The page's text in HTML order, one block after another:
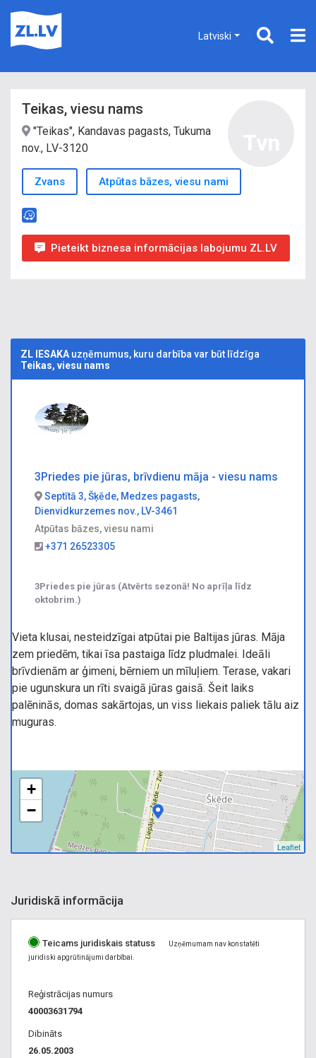
Latviski
Teikas, viesu nams
"Teikas", Kandavas pagasts, Tukuma
nov., LV-3120
Zvans Atpūtas bāzes, viesu nami
Pieteikt biznesa informācijas labojumu ZL.LV
ZL IESAKA uzņēmumus, kuru darbība var būt līdzīga
Teikas, viesu nams
3Priedes pie jūras, brīvdienu māja - viesu nams
Septītā 3, Šķēde, Medzes pagasts,
Dienvidkurzemes nov., LV-3461
Atpūtas bāzes, viesu nami
+371 26523305
3Priedes pie jūras (Atvērts sezonā! No aprīļa līdz
oktobrim.)
Vieta klusai, nesteidzīgai atpūtai pie Baltijas jūras. Māja
zem priedēm, tikai īsa pastaiga līdz pludmalei. Ideāli
brīvdienām ar ģimeni, bērniem un mīluļiem. Terase, vakari
pie ugunskura un rīti svaigā jūras gaisā. Šeit laiks
palēninās, domas sakārtojas, un viss liekais paliek tālu aiz
muguras.
+
−
Leaflet
Juridiskā informācija
Teicams juridiskais statuss
Uzņēmumam nav konstatēti
juridiski apgrūtinājumi darbībai.
Reģistrācijas numurs
40003631794
Dibināts
26.05.2003